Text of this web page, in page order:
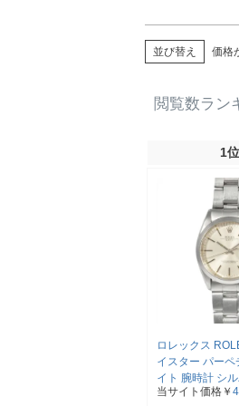
並び替え 価格
閲覧数ラン
1位
ロレックス
イスター パーペ
イト 腕時計 シ
桁 2番台 OH済
当サイト価格￥